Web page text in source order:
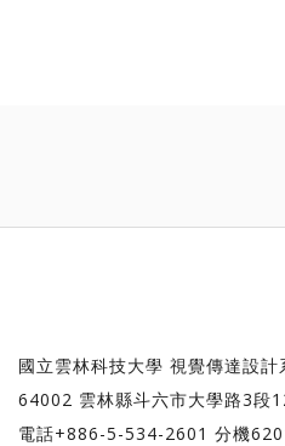
國立雲林科技大學 視覺傳達設計
64002 雲林縣斗六市大學路3段
電話+886-5-534-2601 分機